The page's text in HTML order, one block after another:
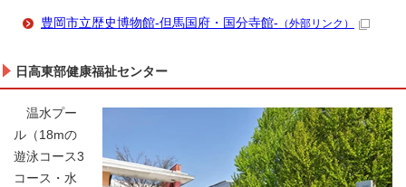
豊岡市立歴史博物館-但馬国府・国分寺館- （外部リンク）
日高東部健康福祉センター
温水プー
ル（18mの
遊泳コース3
コース・水